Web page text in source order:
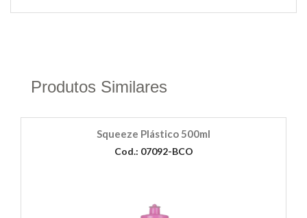
Produtos Similares
Squeeze Plástico 500ml
Cod.: 07092-BCO